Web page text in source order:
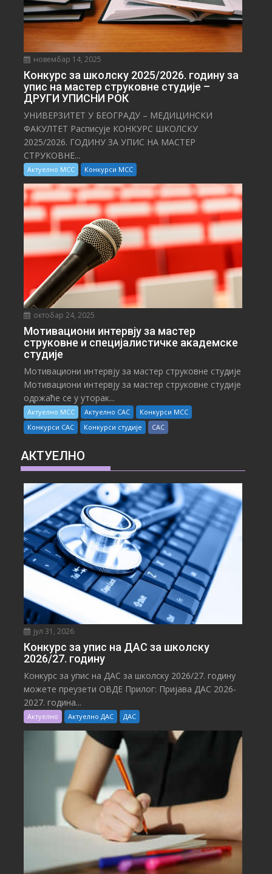
новембар 14, 2025
Конкурс за школску 2025/⁠2026. годину за
упис на мастер струковне студије –
ДРУГИ УПИСНИ РОК
УНИВЕРЗИТЕТ У БЕОГРАДУ – МЕДИЦИНСКИ
ФАКУЛТЕТ Расписује КОНКУРС ШКОЛСКУ
2025/⁠2026. ГОДИНУ ЗА УПИС НА МАСТЕР
СТРУКОВНЕ...
Актуелно МСС Конкурси МСС
октобар 24, 2025
Мотивациони интервју за мастер
струковне и специјалистичке академске
студије
Мотивациони интервју за мастер струковне студије
Мотивациони интервју за мастер струковне студије
одржаће се у уторак...
Актуелно МСС Актуелно САС
Конкурси МСС
Конкурси САС
Конкурси студије САС
АКТУЕЛНО
јул 31, 2026
Конкурс за упис на ДАС за школску
2026/27. годину
Конкурс за упис на ДАС за школску 2026/27. годину
можете преузети ОВДЕ Прилог: Пријава ДАС 2026-
2027. година...
Актуелно Актуелно ДАС ДАС